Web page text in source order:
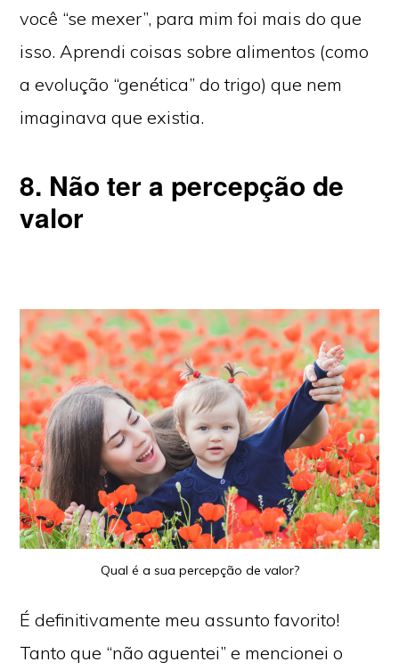
você “se mexer”, para mim foi mais do que
isso. Aprendi coisas sobre alimentos (como
a evolução “genética” do trigo) que nem
imaginava que existia.
8. Não ter a percepção de
valor
Qual é a sua percepção de valor?
É definitivamente meu assunto favorito!
Tanto que “não aguentei” e mencionei o
Copyright © 2026 ·Monochrome Pro· Genesis Framework
StudioPress·WordPress ·Login